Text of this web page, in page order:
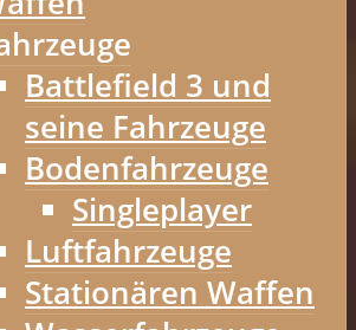
Battlefield 3 und
seine Fahrzeuge
Bodenfahrzeuge
Singleplayer
Luftfahrzeuge
Stationären Waffen